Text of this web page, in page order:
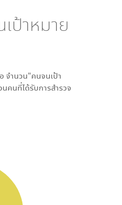
ป้าหมาย
จำนวน"คนจนเป้า
คนที่ได้รับการสำรวจ